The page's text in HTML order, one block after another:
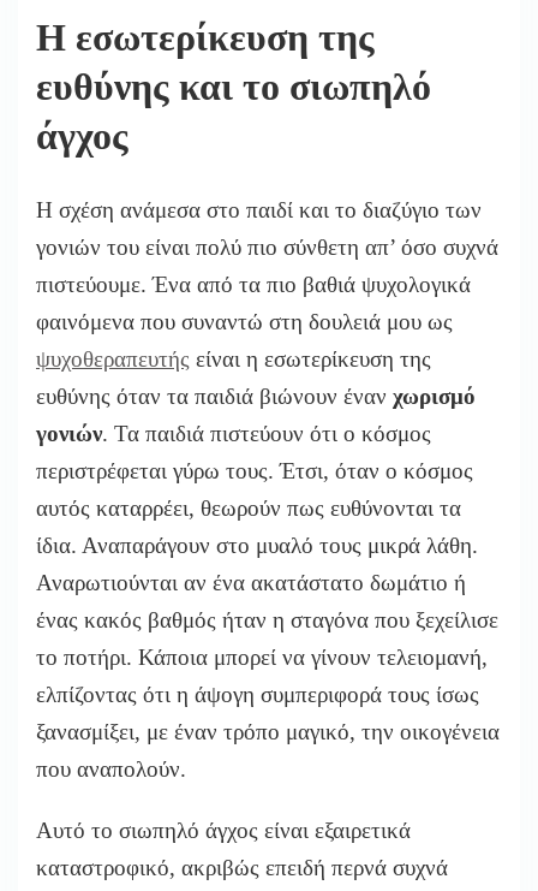
Η εσωτερίκευση της
ευθύνης και το σιωπηλό
άγχος
Η σχέση ανάμεσα στο παιδί και το διαζύγιο των
γονιών του είναι πολύ πιο σύνθετη απ’ όσο συχνά
πιστεύουμε. Ένα από τα πιο βαθιά ψυχολογικά
φαινόμενα που συναντώ στη δουλειά μου ως
ψυχοθεραπευτής είναι η εσωτερίκευση της
ευθύνης όταν τα παιδιά βιώνουν έναν χωρισμό
γονιών. Τα παιδιά πιστεύουν ότι ο κόσμος
περιστρέφεται γύρω τους. Έτσι, όταν ο κόσμος
αυτός καταρρέει, θεωρούν πως ευθύνονται τα
ίδια. Αναπαράγουν στο μυαλό τους μικρά λάθη.
Αναρωτιούνται αν ένα ακατάστατο δωμάτιο ή
ένας κακός βαθμός ήταν η σταγόνα που ξεχείλισε
το ποτήρι. Κάποια μπορεί να γίνουν τελειομανή,
ελπίζοντας ότι η άψογη συμπεριφορά τους ίσως
ξανασμίξει, με έναν τρόπο μαγικό, την οικογένεια
που αναπολούν.
Αυτό το σιωπηλό άγχος είναι εξαιρετικά
καταστροφικό, ακριβώς επειδή περνά συχνά